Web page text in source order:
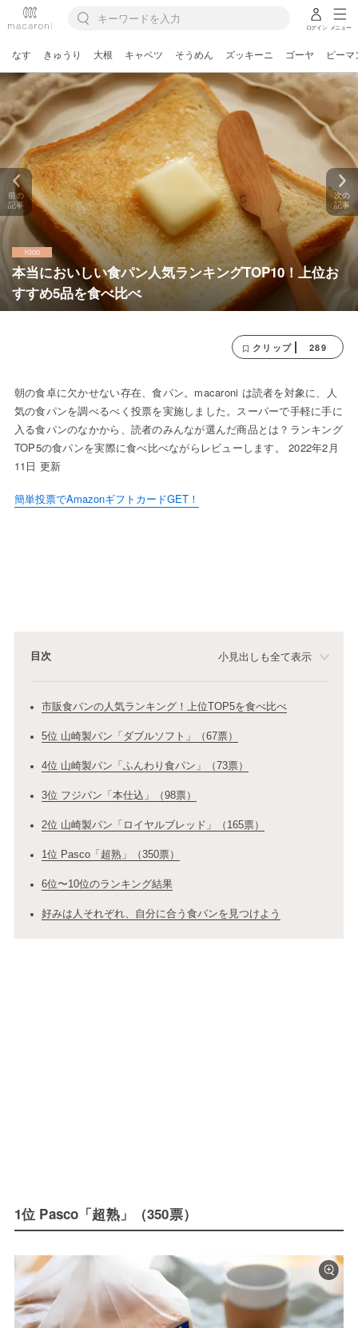
ログイン メニュー
なす きゅうり 大根 キャベツ そうめん ズッキーニ ゴーヤ ピーマ
本当においしい食パン人気ランキングTOP10！上位お
すすめ5品を食べ比べ
前の
記事
次の
記事
クリップ 289
朝の食卓に欠かせない存在、食パン。macaroni は読者を対象に、人
気の食パンを調べるべく投票を実施しました。スーパーで手軽に手に
入る食パンのなかから、読者のみんなが選んだ商品とは？ランキング
TOP5の食パンを実際に食べ比べながらレビューします。 2022年2月
11日 更新
簡単投票でAmazonギフトカードGET！
目次 小見出しも全て表示
市販食パンの人気ランキング！上位TOP5を食べ比べ
5位 山崎製パン「ダブルソフト」（67票）
4位 山崎製パン「ふんわり食パン」（73票）
3位 フジパン「本仕込」（98票）
2位 山崎製パン「ロイヤルブレッド」（165票）
1位 Pasco「超熟」（350票）
6位〜10位のランキング結果
好みは人それぞれ、自分に合う食パンを見つけよう
1位 Pasco「超熟」（350票）